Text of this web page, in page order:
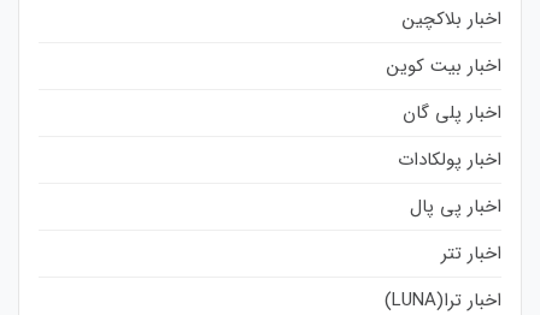
اخبار بلاکچین
اخبار بیت کوین
اخبار پلی گان
اخبار پولکادات
اخبار پی پال
اخبار تتر
اخبار ترا(LUNA)